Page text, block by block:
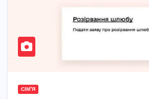
СІМ'Я